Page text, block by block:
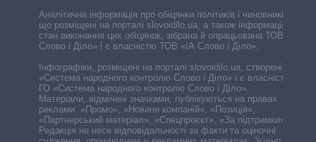
Аналітична інформація про обіцянки політиків і чиновників,
що розміщені на порталі slovoidilo.ua, а також інформація про
стан виконання цих обіцянок, зібрана й опрацьована ТОВ «ІА
Слово і Діло» і є власністю ТОВ «ІА Слово і Діло».
Інфографіки, розміщені на порталі slovoidilo.ua, створені ГО
«Система народного контролю Слово і Діло» і є власністю
ГО «Система народного контролю Слово і Діло».
Матеріали, відмічені значками, публікуються на правах
реклами: «Промо», «Новини компаній», «Позиція»,
«Партнерський матеріал», «Спецпроєкт», «За підтримки».
Редакція не несе відповідальності за факти та оціночні